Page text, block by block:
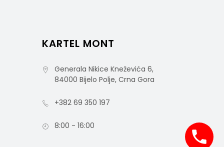
KARTEL MONT
Generala Nikice Kneževića 6,
84000 Bijelo Polje, Crna Gora
+382 69 350 197
8:00 - 16:00